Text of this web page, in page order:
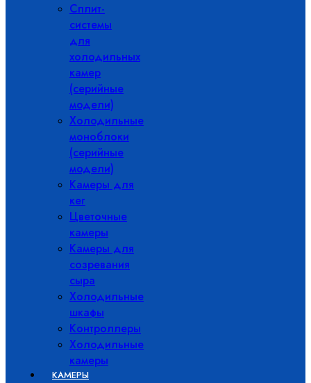
Сплит-
системы
для
холодильных
камер
(серийные
модели)
Холодильные
моноблоки
(серийные
модели)
Камеры для
кег
Цветочные
камеры
Камеры для
созревания
сыра
Холодильные
шкафы
Контроллеры
Холодильные
камеры
КАМЕРЫ